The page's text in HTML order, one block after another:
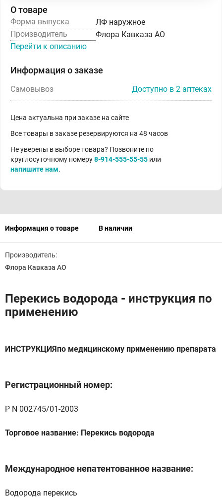
О товаре
Форма выпуска
ЛФ наружное
Производитель
Флора Кавказа АО
Перейти к описанию
Информация о заказе
Самовывоз Доступно в 2 аптеках
Цена актуальна при заказе на сайте
Все товары в заказе резервируются на 48 часов
Не уверены в выборе товара? Позвоните по
круглосуточному номеру8-914-555-55-55 или
напишите нам.
Информация о товаре В наличии
Производитель:
Флора Кавказа АО
Перекись водорода - инструкция по
применению
ИНСТРУКЦИЯпо медицинскому применению препарата
Регистрационный номер:
Р N 002745/01-2003
Торговое название: Перекись водорода
Международное непатентованное название:
Водорода перекись